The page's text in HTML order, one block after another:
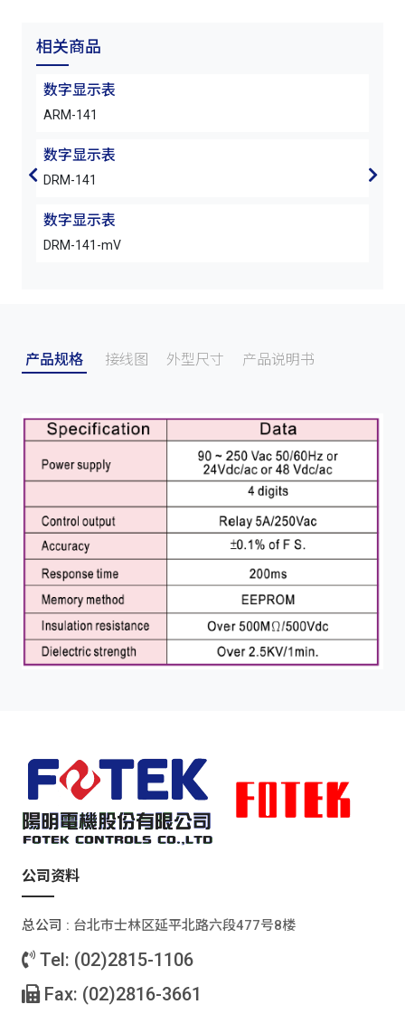
相关商品
数字显示表
ARM-141
数字显示表
DRM-141
数字显示表
DRM-141-mV
产品规格 接线图 外型尺寸 产品说明书
公司资料
总公司 : 台北巿士林区延平北路六段477号8楼
Tel: (02)2815-1106
Fax: (02)2816-3661